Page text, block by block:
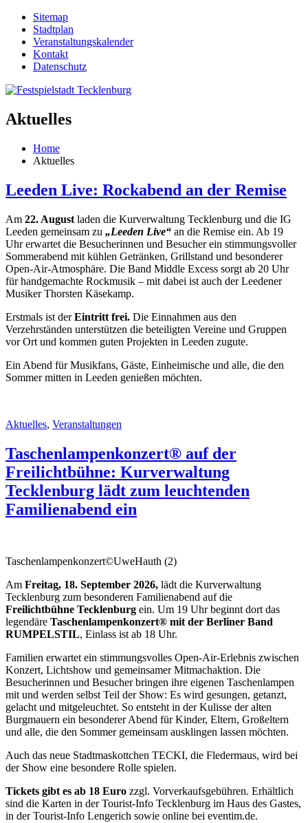
Sitemap
Stadtplan
Veranstaltungskalender
Kontakt
Datenschutz
Aktuelles
Home
Aktuelles
Leeden Live: Rockabend an der Remise
Am 22. August laden die Kurverwaltung Tecklenburg und die IG
Leeden gemeinsam zu „Leeden Live“ an die Remise ein. Ab 19
Uhr erwartet die Besucherinnen und Besucher ein stimmungsvoller
Sommerabend mit kühlen Getränken, Grillstand und besonderer
Open-Air-Atmosphäre. Die Band Middle Excess sorgt ab 20 Uhr
für handgemachte Rockmusik – mit dabei ist auch der Leedener
Musiker Thorsten Käsekamp.
Erstmals ist derEintritt frei. Die Einnahmen aus den
Verzehrständen unterstützen die beteiligten Vereine und Gruppen
vor Ort und kommen guten Projekten in Leeden zugute.
Ein Abend für Musikfans, Gäste, Einheimische und alle, die den
Sommer mitten in Leeden genießen möchten.
Aktuelles, Veranstaltungen
Taschenlampenkonzert® auf der
Freilichtbühne: Kurverwaltung
Tecklenburg lädt zum leuchtenden
Familienabend ein
Taschenlampenkonzert©UweHauth (2)
Am Freitag, 18. September 2026, lädt die Kurverwaltung
Tecklenburg zum besonderen Familienabend auf die
Freilichtbühne Tecklenburg ein. Um 19 Uhr beginnt dort das
legendäre Taschenlampenkonzert® mit der Berliner Band
RUMPELSTIL, Einlass ist ab 18 Uhr.
Familien erwartet ein stimmungsvolles Open-Air-Erlebnis zwischen
Konzert, Lichtshow und gemeinsamer Mitmachaktion. Die
Besucherinnen und Besucher bringen ihre eigenen Taschenlampen
mit und werden selbst Teil der Show: Es wird gesungen, getanzt,
gelacht und mitgeleuchtet. So entsteht in der Kulisse der alten
Burgmauern ein besonderer Abend für Kinder, Eltern, Großeltern
und alle, die den Sommer gemeinsam ausklingen lassen möchten.
Auch das neue Stadtmaskottchen TECKI, die Fledermaus, wird bei
der Show eine besondere Rolle spielen.
Tickets gibt es ab 18 Euro zzgl. Vorverkaufsgebühren. Erhältlich
sind die Karten in der Tourist-Info Tecklenburg im Haus des Gastes,
in der Tourist-Info Lengerich sowie online bei eventim.de.